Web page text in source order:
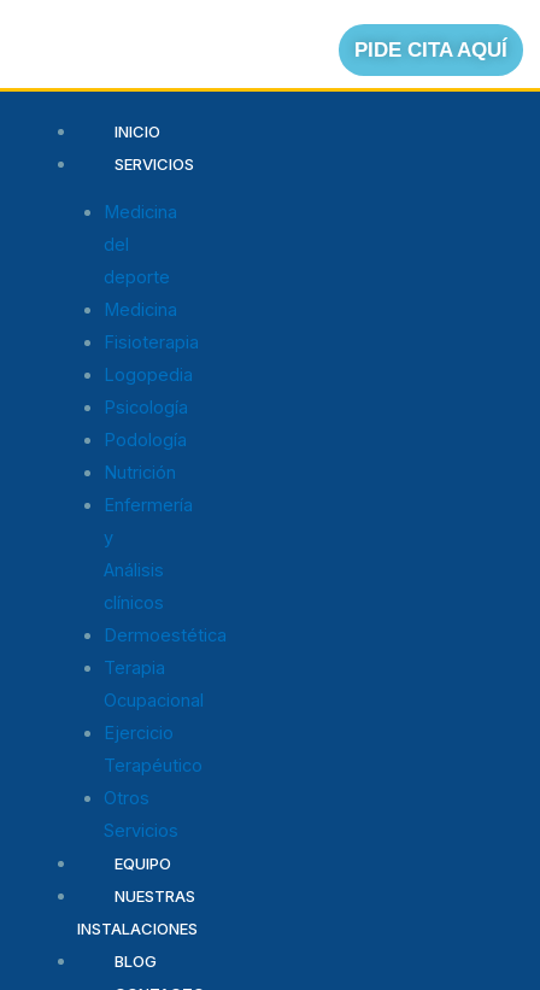
PIDE CITA AQUÍ
INICIO
SERVICIOS
Medicina
del
deporte
Medicina
Fisioterapia
Logopedia
Psicología
Podología
Nutrición
Enfermería
y
Análisis
clínicos
Dermoestética
Terapia
Ocupacional
Ejercicio
Terapéutico
Otros
Servicios
EQUIPO
NUESTRAS
INSTALACIONES
BLOG
Menú